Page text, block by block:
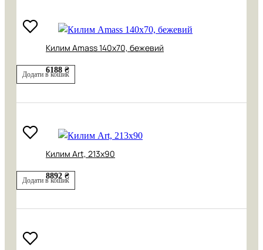
Килим Amass 140х70, бежевий
6188 ₴
Додати в кошик
Килим Art, 213х90
8892 ₴
Додати в кошик